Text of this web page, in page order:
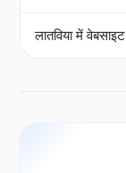
लातविया में